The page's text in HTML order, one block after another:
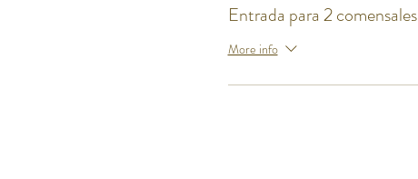
Entrada para 2 comensales
More info